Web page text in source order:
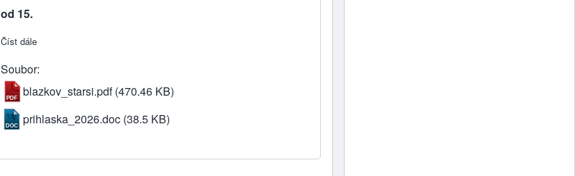
od 15.
Číst dále
Soubor
blazkov_starsi.pdf (470.46 KB)
prihlaska_2026.doc (38.5 KB)